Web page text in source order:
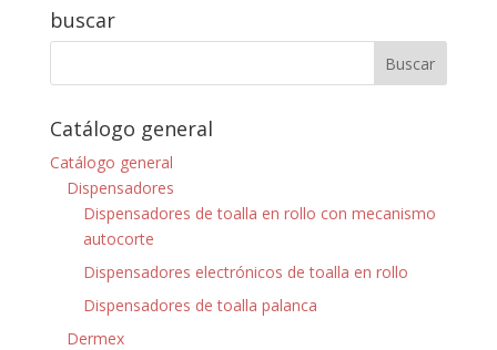
buscar
Catálogo general
Catálogo general
Dispensadores
Dispensadores de toalla en rollo con mecanismo
autocorte
Dispensadores electrónicos de toalla en rollo
Dispensadores de toalla palanca
Dermex